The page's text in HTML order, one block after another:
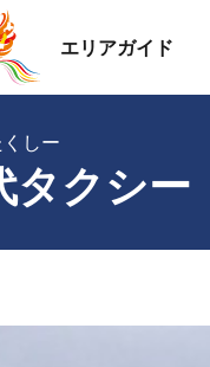
エリアガイド
タクシー
しー